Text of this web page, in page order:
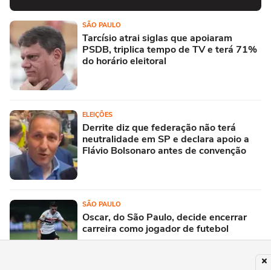
SÃO PAULO
Tarcísio atrai siglas que apoiaram
PSDB, triplica tempo de TV e terá 71%
do horário eleitoral
ELEIÇÕES
Derrite diz que federação não terá
neutralidade em SP e declara apoio a
Flávio Bolsonaro antes de convenção
SÃO PAULO
Oscar, do São Paulo, decide encerrar
carreira como jogador de futebol